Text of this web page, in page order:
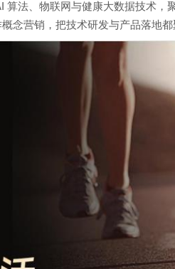
算法、物联网与健康大数据技术，
念营销，把技术研发与产品落地都